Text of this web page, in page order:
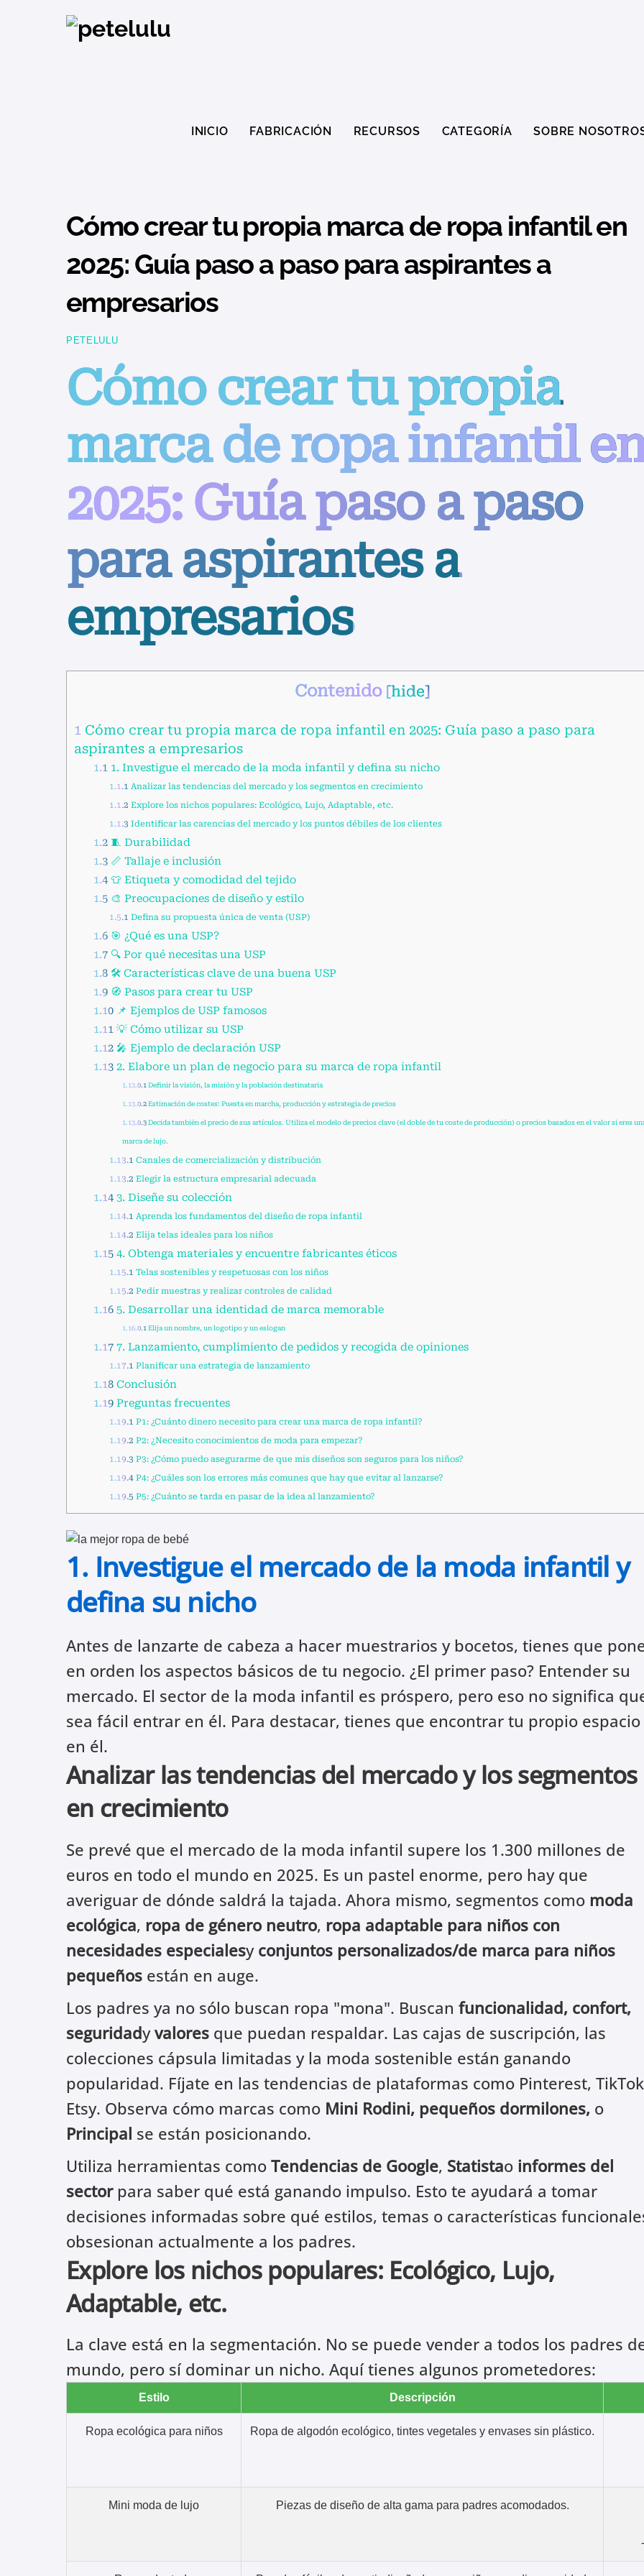
INICIO FABRICACIÓN RECURSOS CATEGORÍA SOBRE
Cómo crear tu propia marca de ropa infantil en
2025: Guía paso a paso para aspirantes a
empresarios
PETELULU
Cómo crear tu propia
marca de ropa infantil
2025: Guía paso a paso
para aspirantes a
empresarios
Contenido [hide]
1 Cómo crear tu propia marca de ropa infantil en 2025: Guía paso a paso para
aspirantes a empresarios
1.1 1. Investigue el mercado de la moda infantil y defina su nicho
1.1.1 Analizar las tendencias del mercado y los segmentos en crecimiento
1.1.2 Explore los nichos populares: Ecológico, Lujo, Adaptable, etc.
1.1.3 Identificar las carencias del mercado y los puntos débiles de los clientes
1.2 🧵 Durabilidad
1.3 📏 Tallaje e inclusión
1.4 👕 Etiqueta y comodidad del tejido
1.5 🎨 Preocupaciones de diseño y estilo
1.5.1 Defina su propuesta única de venta (USP)
1.6 🎯 ¿Qué es una USP?
1.7 🔍 Por qué necesitas una USP
1.8 🛠️ Características clave de una buena USP
1.9 🧭 Pasos para crear tu USP
1.10 📌 Ejemplos de USP famosos
1.11 💡 Cómo utilizar su USP
1.12 🎤 Ejemplo de declaración USP
1.13 2. Elabore un plan de negocio para su marca de ropa infantil
1.13.0.1 Definir la visión, la misión y la población destinataria
1.13.0.2Estimación de costes: Puesta en marcha, producción y estrategia de precios
1.13.0.3Decida también el precio de sus artículos. Utiliza el modelo de precios clave (el doble de tu coste de producción) o precios basados en el valor si eres
marca de lujo.
1.13.1 Canales de comercialización y distribución
1.13.2 Elegir la estructura empresarial adecuada
1.14 3. Diseñe su colección
1.14.1 Aprenda los fundamentos del diseño de ropa infantil
1.14.2 Elija telas ideales para los niños
1.15 4. Obtenga materiales y encuentre fabricantes éticos
1.15.1 Telas sostenibles y respetuosas con los niños
1.15.2 Pedir muestras y realizar controles de calidad
1.16 5. Desarrollar una identidad de marca memorable
1.16.0.1 Elija un nombre, un logotipo y un eslogan
1.17 7. Lanzamiento, cumplimiento de pedidos y recogida de opiniones
1.17.1 Planificar una estrategia de lanzamiento
1.18 Conclusión
1.19 Preguntas frecuentes
1.19.1 P1: ¿Cuánto dinero necesito para crear una marca de ropa infantil?
1.19.2 P2: ¿Necesito conocimientos de moda para empezar?
1.19.3 P3: ¿Cómo puedo asegurarme de que mis diseños son seguros para los niños?
1.19.4 P4: ¿Cuáles son los errores más comunes que hay que evitar al lanzarse?
1.19.5 P5: ¿Cuánto se tarda en pasar de la idea al lanzamiento?
1. Investigue el mercado de la moda infantil y
defina su nicho
Antes de lanzarte de cabeza a hacer muestrarios y bocetos, tienes que
en orden los aspectos básicos de tu negocio. ¿El primer paso? Entender su
mercado. El sector de la moda infantil es próspero, pero eso no significa
sea fácil entrar en él. Para destacar, tienes que encontrar tu propio espacio
en él.
Analizar las tendencias del mercado y los segmentos
en crecimiento
Se prevé que el mercado de la moda infantil supere los 1.300 millones de
euros en todo el mundo en 2025. Es un pastel enorme, pero hay que
averiguar de dónde saldrá la tajada. Ahora mismo, segmentos como moda
ecológica, ropa de género neutro, ropa adaptable para niños con
necesidades especialesy conjuntos personalizados/de marca para niños
pequeños están en auge.
Los padres ya no sólo buscan ropa "mona". Buscan funcionalidad, confort,
seguridadyvalores que puedan respaldar. Las cajas de suscripción, las
colecciones cápsula limitadas y la moda sostenible están ganando
popularidad. Fíjate en las tendencias de plataformas como Pinterest,
Etsy. Observa cómo marcas como Mini Rodini, pequeños dormilones, o
Principal se están posicionando.
Utiliza herramientas como Tendencias de Google, Statistao informes del
sectorpara saber qué está ganando impulso. Esto te ayudará a tomar
decisiones informadas sobre qué estilos, temas o características
obsesionan actualmente a los padres.
Explore los nichos populares: Ecológico, Lujo,
Adaptable, etc.
La clave está en la segmentación. No se puede vender a todos los padres
mundo, pero sí dominar un nicho. Aquí tienes algunos prometedores:
Estilo Descripción
Ropa ecológica para niños Ropa de algodón ecológico, tintes vegetales y envases sin plástico.
Mini moda de lujo Piezas de diseño de alta gama para padres acomodados.